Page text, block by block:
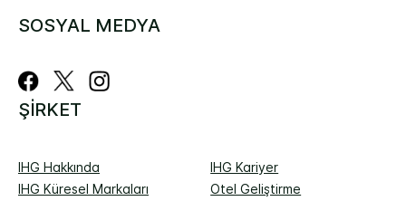
SOSYAL MEDYA
ŞIRKET
IHG Hakkında
IHG Kariyer
IHG Küresel Markaları
Otel Geliştirme